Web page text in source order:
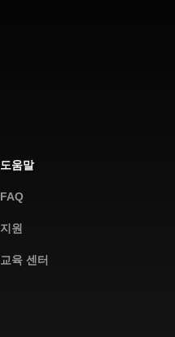
도움말
FAQ
지원
교육 센터